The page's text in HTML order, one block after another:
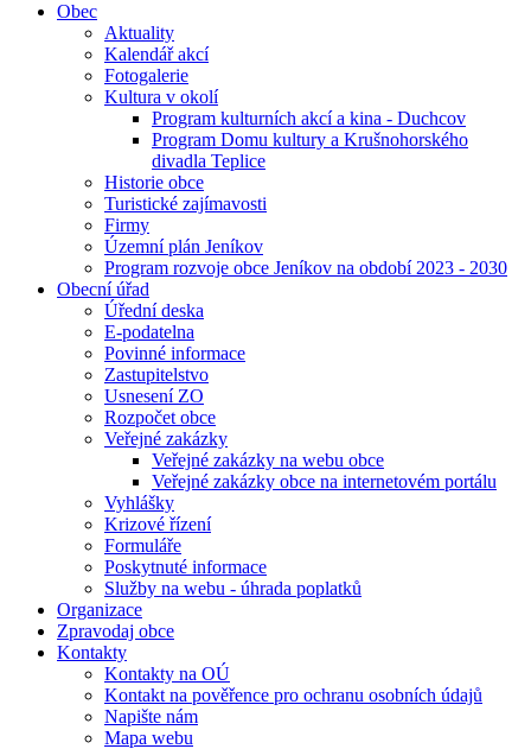
Obec
Aktuality
Kalendář akcí
Fotogalerie
Kultura v okolí
Program kulturních akcí a kina - Duchcov
Program Domu kultury a Krušnohorského
divadla Teplice
Historie obce
Turistické zajímavosti
Firmy
Územní plán Jeníkov
Program rozvoje obce Jeníkov na období 2023 - 2030
Obecní úřad
Úřední deska
E-podatelna
Povinné informace
Zastupitelstvo
Usnesení ZO
Rozpočet obce
Veřejné zakázky
Veřejné zakázky na webu obce
Veřejné zakázky obce na internetovém portálu
Vyhlášky
Krizové řízení
Formuláře
Poskytnuté informace
Služby na webu - úhrada poplatků
Organizace
Zpravodaj obce
Kontakty
Kontakty na OÚ
Kontakt na pověřence pro ochranu osobních údajů
Napište nám
Mapa webu